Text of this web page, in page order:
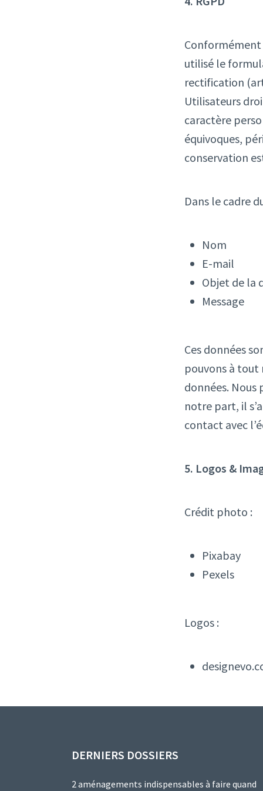
utilisé le
rectification
Utilisateurs
caractère
équivoques,
conservation
Dans le cadre
Nom
E-mail
Objet de la
Message
Ces données
pouvons à
données. Nous
notre part, il
contact avec
5. Logos &
Crédit photo :
Pixabay
Pexels
Logos :
DERNIERS DOSSIERS
2 aménagements indispensables à faire quand